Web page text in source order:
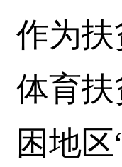
作为
体育
困地